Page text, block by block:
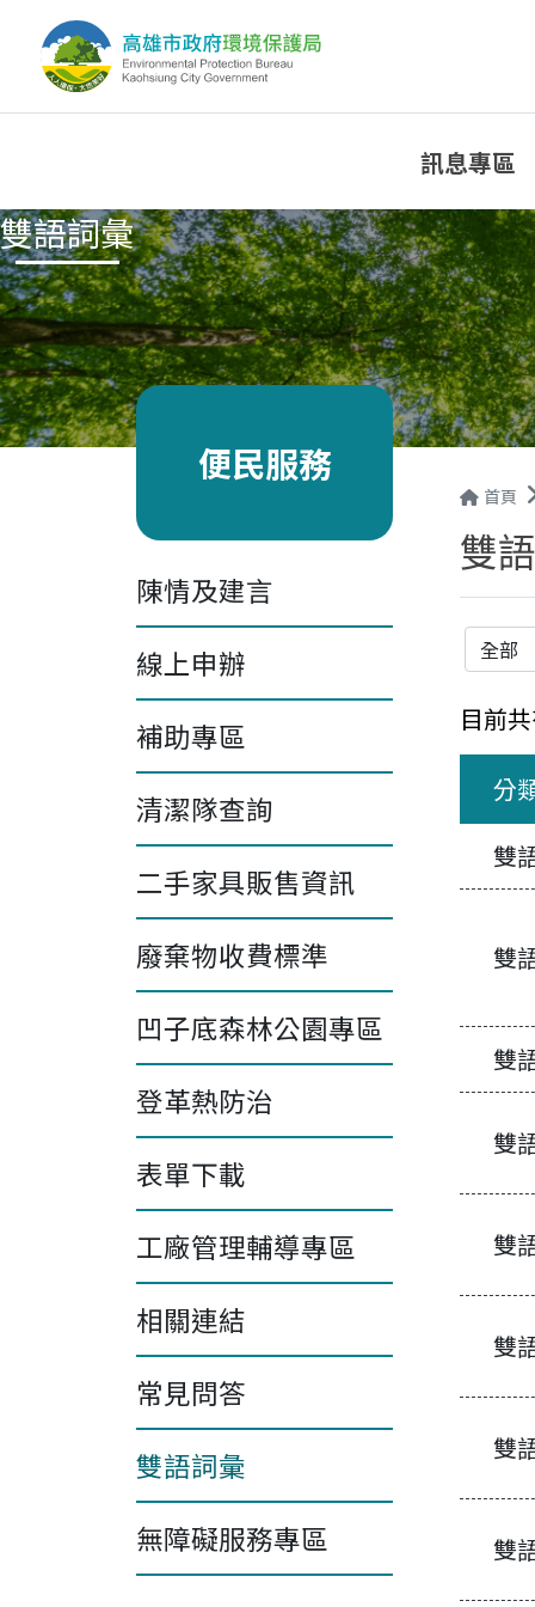
訊息專區
雙語詞彙
便民服務
陳情及建言
線上申辦
補助專區
清潔隊查詢
二手家具販售資訊
廢棄物收費標準
凹子底森林公園專區
登革熱防治
表單下載
工廠管理輔導專區
相關連結
常見問答
雙語詞彙
無障礙服務專區
首頁
雙
分類
目前
分
雙
雙
雙
雙
雙
雙
雙
雙